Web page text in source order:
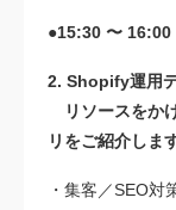
●15:30 〜 16:00
2. Shopify運用
リソースをか
リをご紹介します
・集客／SEO対